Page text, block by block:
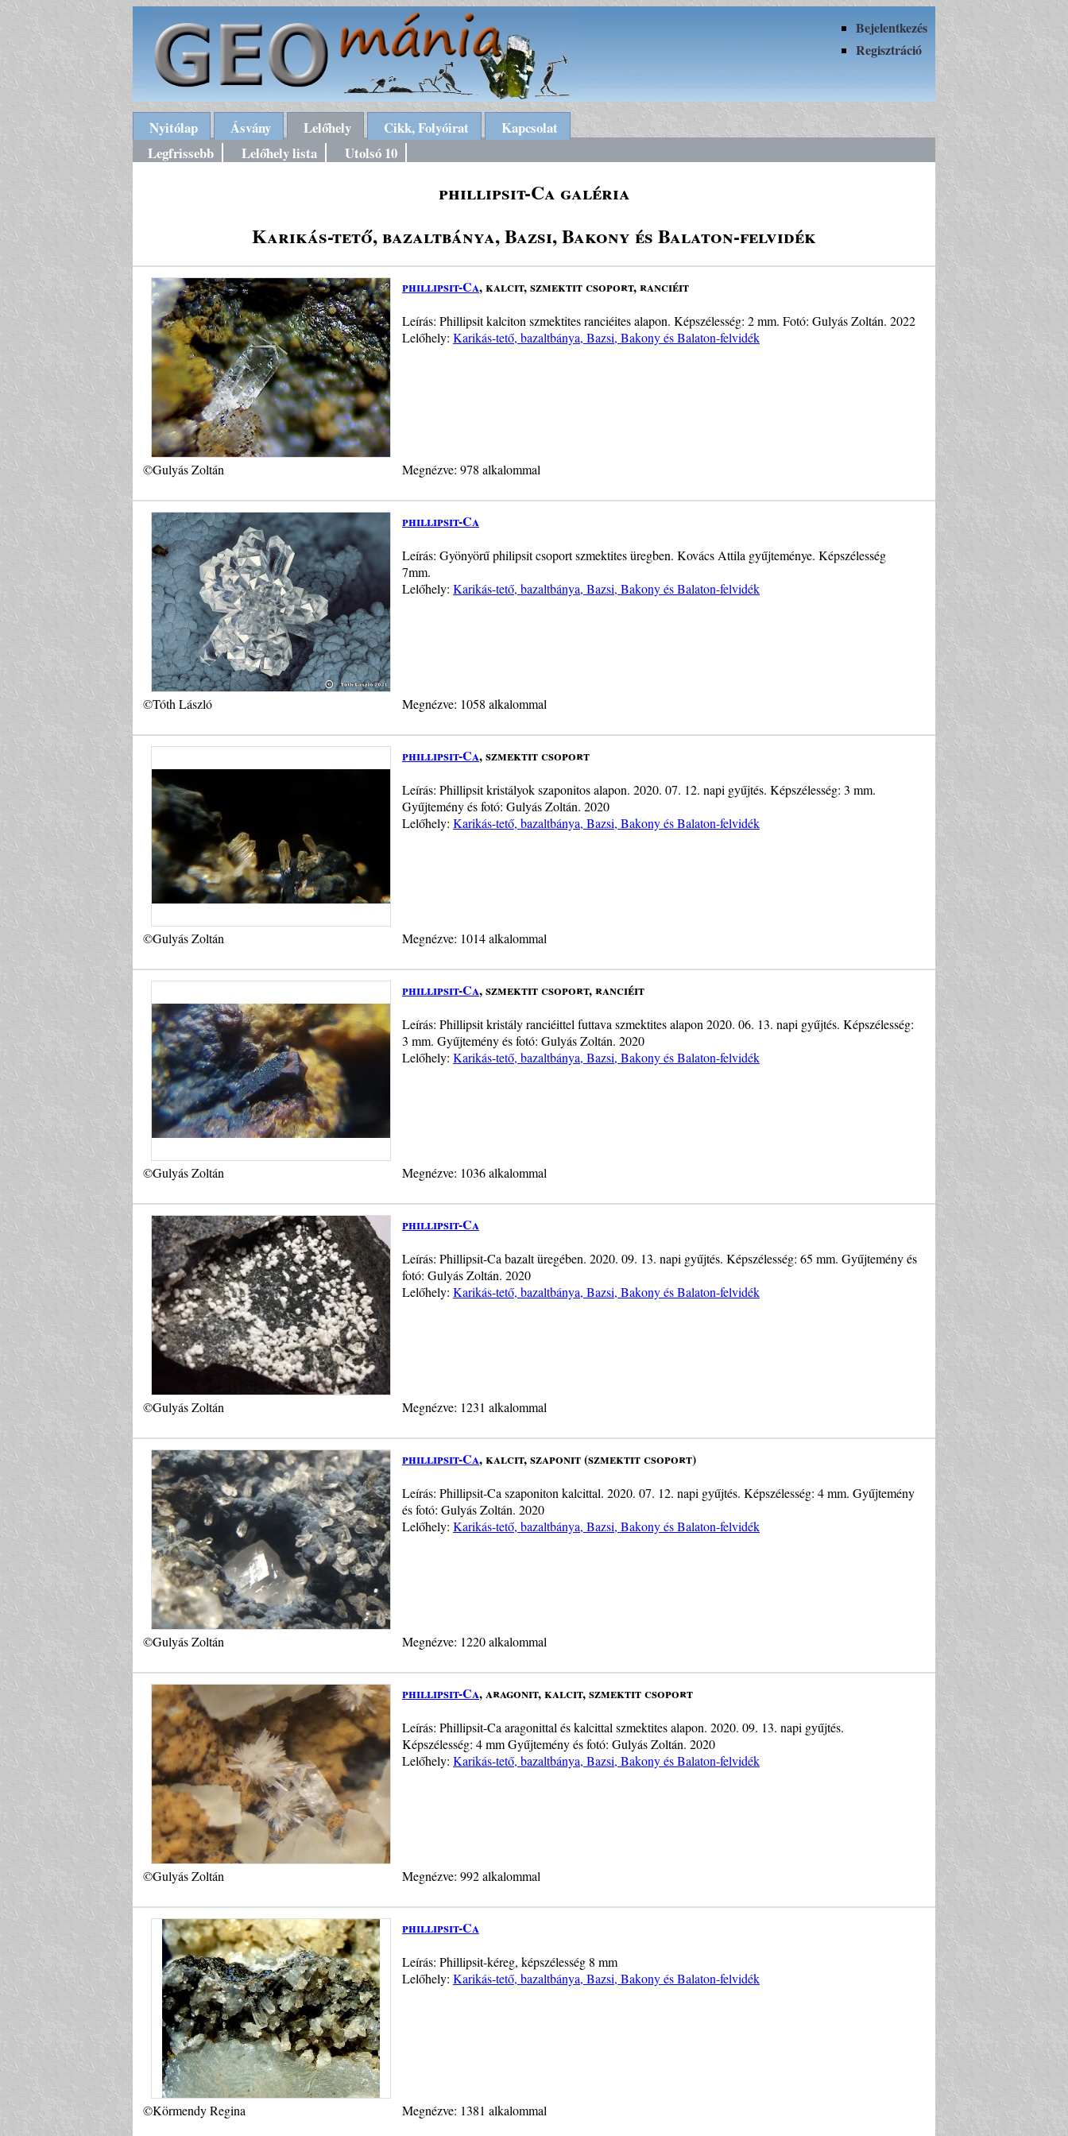
Bejelentkezés
Regisztráció
Nyitólap Ásvány Lelőhely Cikk, Folyóirat
Kapcsolat
Legfrissebb
Lelőhely lista Utolsó 10
phillipsit-Ca galéria
Karikás-tető, bazaltbánya, Bazsi, Bakony és Balaton-felvidék
phillipsit-Ca, kalcit, szmektit csoport, ranciéit
Leírás: Phillipsit kalciton szmektites ranciéites alapon. Képszélesség: 2 mm. Fotó: Gulyás Zoltán. 2022
Lelőhely: Karikás-tető, bazaltbánya, Bazsi, Bakony és Balaton-felvidék
©Gulyás Zoltán Megnézve: 978 alkalommal
phillipsit-Ca
Leírás: Gyönyörű philipsit csoport szmektites üregben. Kovács Attila gyűjteménye. Képszélesség
7mm.
Lelőhely: Karikás-tető, bazaltbánya, Bazsi, Bakony és Balaton-felvidék
©Tóth László Megnézve: 1058 alkalommal
phillipsit-Ca, szmektit csoport
Leírás: Phillipsit kristályok szaponitos alapon. 2020. 07. 12. napi gyűjtés. Képszélesség: 3 mm.
Gyűjtemény és fotó: Gulyás Zoltán. 2020
Lelőhely: Karikás-tető, bazaltbánya, Bazsi, Bakony és Balaton-felvidék
©Gulyás Zoltán Megnézve: 1014 alkalommal
phillipsit-Ca, szmektit csoport, ranciéit
Leírás: Phillipsit kristály ranciéittel futtava szmektites alapon 2020. 06. 13. napi gyűjtés. Képszélesség:
3 mm. Gyűjtemény és fotó: Gulyás Zoltán. 2020
Lelőhely: Karikás-tető, bazaltbánya, Bazsi, Bakony és Balaton-felvidék
©Gulyás Zoltán Megnézve: 1036 alkalommal
phillipsit-Ca
Leírás: Phillipsit-Ca bazalt üregében. 2020. 09. 13. napi gyűjtés. Képszélesség: 65 mm. Gyűjtemény és
fotó: Gulyás Zoltán. 2020
Lelőhely: Karikás-tető, bazaltbánya, Bazsi, Bakony és Balaton-felvidék
©Gulyás Zoltán Megnézve: 1231 alkalommal
phillipsit-Ca, kalcit, szaponit (szmektit csoport)
Leírás: Phillipsit-Ca szaponiton kalcittal. 2020. 07. 12. napi gyűjtés. Képszélesség: 4 mm. Gyűjtemény
és fotó: Gulyás Zoltán. 2020
Lelőhely: Karikás-tető, bazaltbánya, Bazsi, Bakony és Balaton-felvidék
©Gulyás Zoltán Megnézve: 1220 alkalommal
phillipsit-Ca, aragonit, kalcit, szmektit csoport
Leírás: Phillipsit-Ca aragonittal és kalcittal szmektites alapon. 2020. 09. 13. napi gyűjtés.
Képszélesség: 4 mm Gyűjtemény és fotó: Gulyás Zoltán. 2020
Lelőhely: Karikás-tető, bazaltbánya, Bazsi, Bakony és Balaton-felvidék
©Gulyás Zoltán Megnézve: 992 alkalommal
phillipsit-Ca
Leírás: Phillipsit-kéreg, képszélesség 8 mm
Lelőhely: Karikás-tető, bazaltbánya, Bazsi, Bakony és Balaton-felvidék
©Körmendy Regina Megnézve: 1381 alkalommal